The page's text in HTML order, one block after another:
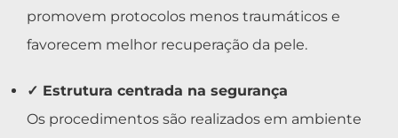
promovem protocolos menos traumáticos e
favorecem melhor recuperação da pele.
✓ Estrutura centrada na segurança
Os procedimentos são realizados em ambiente